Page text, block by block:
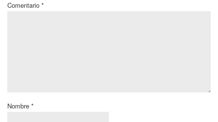
Comentario *
Nombre *